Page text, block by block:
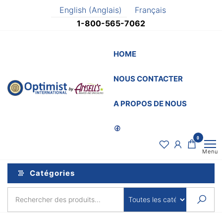
English (Anglais)
Français
1-800-565-7062
OptimistSupply.ca
by
Specialties
HOME
NOUS CONTACTER
A PROPOS DE NOUS
0
Menu
Catégories